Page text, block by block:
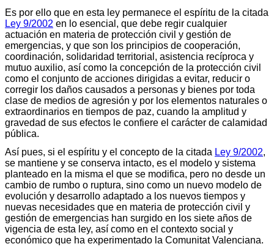
Es por ello que en esta ley permanece el espíritu de la citada
Ley 9/2002 en lo esencial, que debe regir cualquier
actuación en materia de protección civil y gestión de
emergencias, y que son los principios de cooperación,
coordinación, solidaridad territorial, asistencia recíproca y
mutuo auxilio, así como la concepción de la protección civil
como el conjunto de acciones dirigidas a evitar, reducir o
corregir los daños causados a personas y bienes por toda
clase de medios de agresión y por los elementos naturales o
extraordinarios en tiempos de paz, cuando la amplitud y
gravedad de sus efectos le confiere el carácter de calamidad
pública.
Así pues, si el espíritu y el concepto de la citada Ley 9/2002,
se mantiene y se conserva intacto, es el modelo y sistema
planteado en la misma el que se modifica, pero no desde un
cambio de rumbo o ruptura, sino como un nuevo modelo de
evolución y desarrollo adaptado a los nuevos tiempos y
nuevas necesidades que en materia de protección civil y
gestión de emergencias han surgido en los siete años de
vigencia de esta ley, así como en el contexto social y
económico que ha experimentado la Comunitat Valenciana.